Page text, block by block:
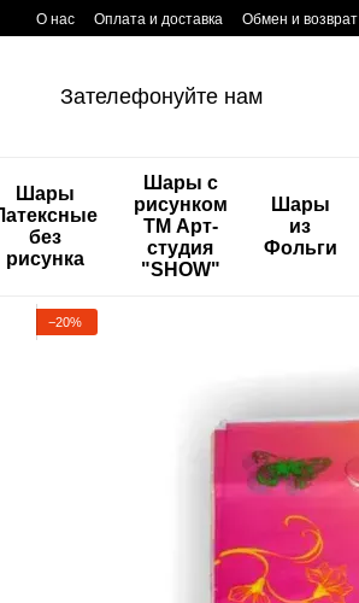
Перейти к основному контенту
О нас Оплата и доставка Обмен и возврат
Зателефонуйте нам
Шары
без
рисунка
Шары с
рисунком
ТМ Арт-
студия
"SHOW"
Шары
из
Фольги
−20%